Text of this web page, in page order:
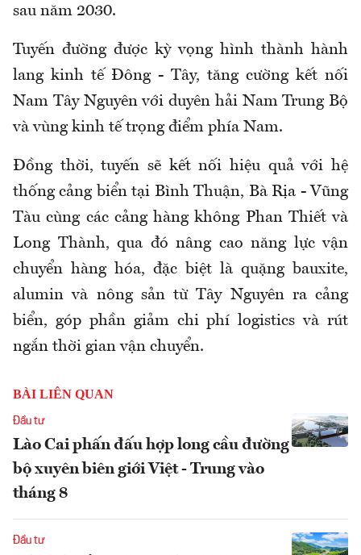
sau năm 2030.
Tuyến đường được kỳ vọng hình thành hành
lang kinh tế Đông - Tây, tăng cường kết nối
Nam Tây Nguyên với duyên hải Nam Trung Bộ
và vùng kinh tế trọng điểm phía Nam.
Đồng thời, tuyến sẽ kết nối hiệu quả với hệ
thống cảng biển tại Bình Thuận, Bà Rịa - Vũng
Tàu cùng các cảng hàng không Phan Thiết và
Long Thành, qua đó nâng cao năng lực vận
chuyển hàng hóa, đặc biệt là quặng bauxite,
alumin và nông sản từ Tây Nguyên ra cảng
biển, góp phần giảm chi phí logistics và rút
ngắn thời gian vận chuyển.
BÀI LIÊN QUAN
Đầu tư
Lào Cai phấn đấu hợp long cầu đường
bộ xuyên biên giới Việt - Trung vào
tháng 8
Đầu tư